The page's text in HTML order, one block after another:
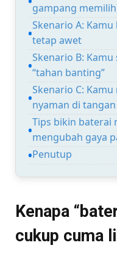
gampang
Skenario A:
tetap awet
Skenario B:
“tahan banting”
Skenario C:
nyaman di tangan
Tips bikin baterai
mengubah gaya
Penutup
Kenapa
cukup cuma